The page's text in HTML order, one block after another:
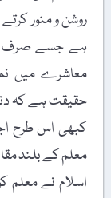
روشن و منور
ہے جسے صرف
معاشرے میں
حقیقت ہے کہ
کبھی اس طرح
معلم کے بلند
اسلام نے معلم